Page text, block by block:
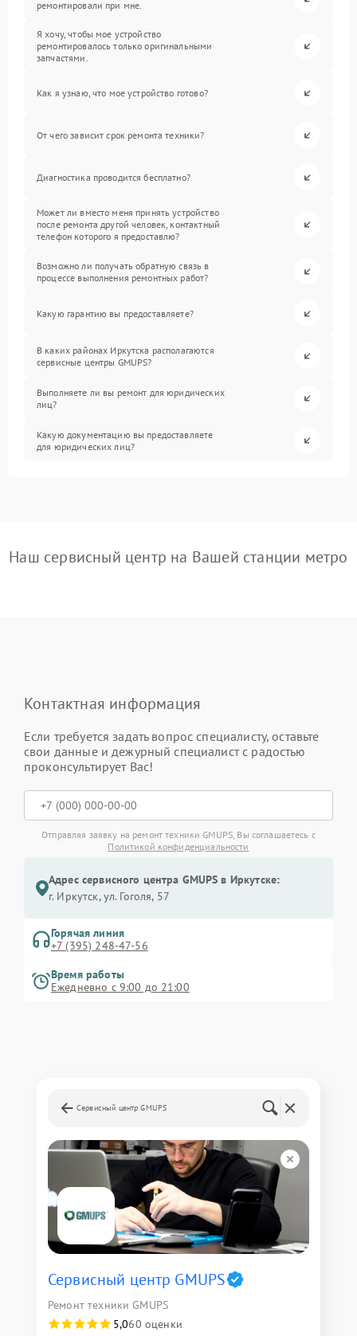
ремонтировали при мне.
Я хочу, чтобы мое устройство
ремонтировалось только оригинальными
запчастями.
Как я узнаю, что мое устройство готово?
От чего зависит срок ремонта техники?
Диагностика проводится бесплатно?
Может ли вместо меня принять устройство
после ремонта другой человек, контактный
телефон которого я предоставлю?
Возможно ли получать обратную связь в
процессе выполнения ремонтных работ?
Какую гарантию вы предоставляете?
В каких районах Иркутска располагаются
сервисные центры GMUPS?
Выполняете ли вы ремонт для юридических
лиц?
Какую документацию вы предоставляете
для юридических лиц?
Наш сервисный центр на Вашей станции метро
Контактная информация
Если требуется задать вопрос специалисту, оставьте
свои данные и дежурный специалист с радостью
проконсультирует Вас!
Отправляя заявку на ремонт техники GMUPS, Вы соглашаетесь с
Политикой конфиденциальности
Адрес сервисного центра GMUPS в Иркутске:
г. Иркутск, ул. ​Гоголя, 57
Горячая линия
+7 (395) 248-47-56
Время работы
Ежедневно с 9:00 до 21:00
Сервисный центр GMUPS
Сервисный центр GMUPS
Ремонт техники GMUPS
5,060 оценки